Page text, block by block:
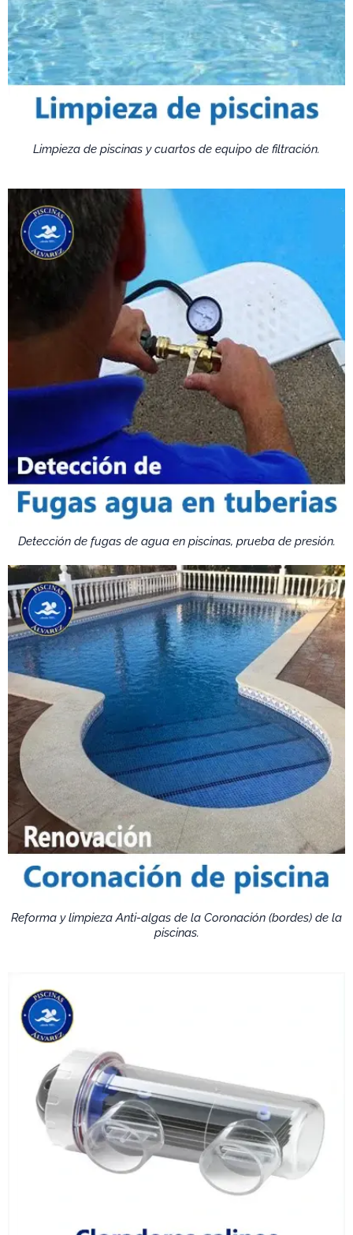
Limpieza de piscinas y cuartos de equipo de filtración.
Detección de fugas de agua en piscinas, prueba de presión.
Reforma y limpieza Anti-algas de la Coronación (bordes) de la
piscinas.